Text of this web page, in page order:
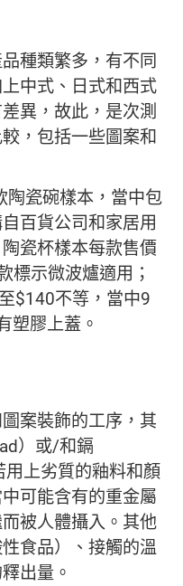
種類繁多，有不同
中式、日式和西式
異，故此，是次測
，包括一些圖案和
陶瓷碗樣本，當中包
百貨公司和家居用
瓷杯樣本每款售價
標示微波爐適用；
$140不等，當中9
塑膠上蓋。
案裝飾的工序，其
）或/和鎘
用上劣質的釉料和顏
可能含有的重金屬
被人體攝入。其他
食品）、接觸的溫
出量。